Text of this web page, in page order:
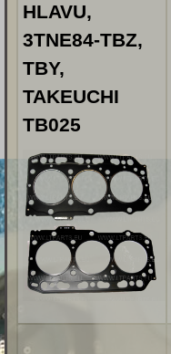
HLAVU,
3TNE84-TBZ,
TBY,
TAKEUCHI
TB025